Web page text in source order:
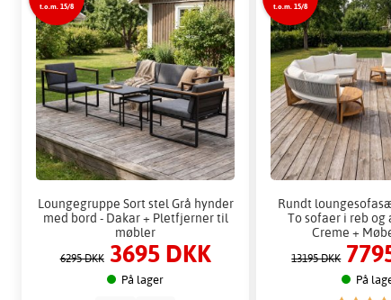
t.o.m. 15/8
Loungegruppe Sort stel Grå hynder
med bord - Dakar + Pletfjerner til
møbler
6295 DKK 3695 DKK
På lager
t.o.m. 15/8
Rundt
To sofaer i reb
Creme +
13195 DKK
På